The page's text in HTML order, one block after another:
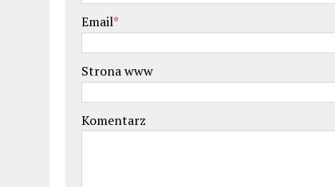
Email*
Strona www
Komentarz